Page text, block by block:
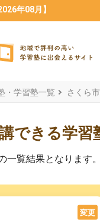
年08月】
・学習塾一覧 さくら
できる学習
一覧結果となります
変更